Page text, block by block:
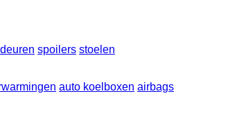
deuren spoilers stoelen
auto koelboxen airbags